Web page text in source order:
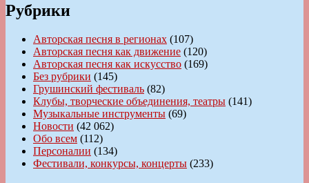
Рубрики
Авторская песня в регионах (107)
Авторская песня как движение (120)
Авторская песня как искусство (169)
Без рубрики (145)
Грушинский фестиваль (82)
Клубы, творческие объединения, театры (141)
Музыкальные инструменты (69)
Новости (42 062)
Обо всем (112)
Персоналии (134)
Фестивали, конкурсы, концерты (233)